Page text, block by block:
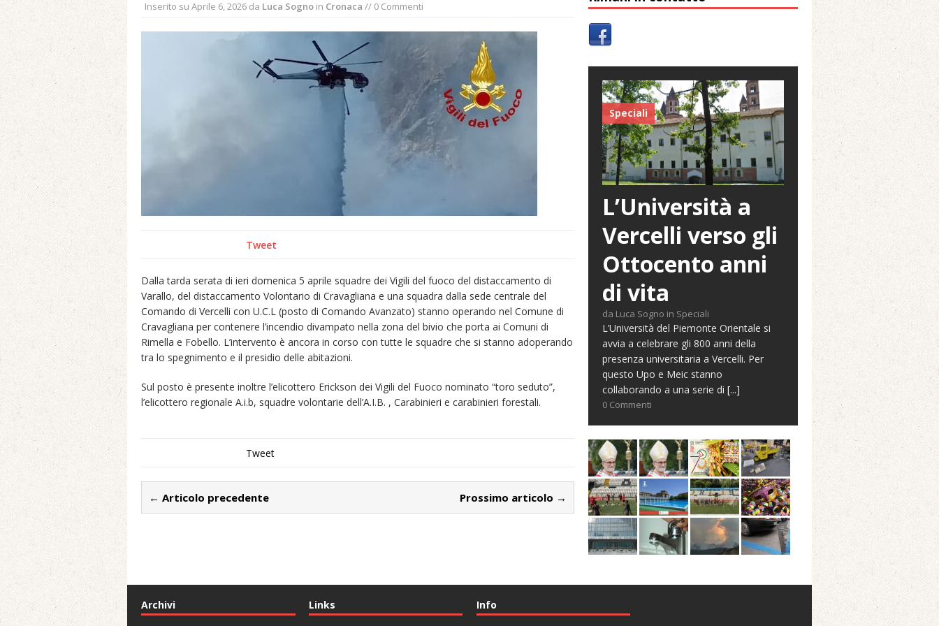
Inserito su Aprile 6, 2026 da Luca Sogno in Cronaca // 0 Commenti
Tweet
Dalla tarda serata di ieri domenica 5 aprile squadre dei Vigili del fuoco del distaccamento di
Varallo, del distaccamento Volontario di Cravagliana e una squadra dalla sede centrale del
Comando di Vercelli con U.C.L (posto di Comando Avanzato) stanno operando nel Comune di
Cravagliana per contenere l’incendio divampato nella zona del bivio che porta ai Comuni di
Rimella e Fobello. L’intervento è ancora in corso con tutte le squadre che si stanno adoperando
tra lo spegnimento e il presidio delle abitazioni.
Sul posto è presente inoltre l’elicottero Erickson dei Vigili del Fuoco nominato “toro seduto”,
l’elicottero regionale A.i.b, squadre volontarie dell’A.I.B. , Carabinieri e carabinieri forestali.
Tweet
← Articolo precedente Prossimo articolo →
Speciali
L’Università a
Vercelli verso gli
Ottocento anni
di vita
da Luca Sogno in Speciali
L’Università del Piemonte Orientale si
avvia a celebrare gli 800 anni della
presenza universitaria a Vercelli. Per
questo Upo e Meic stanno
collaborando a una serie di [...]
0 Commenti
Archivi Links Info